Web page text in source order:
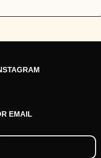
EMAIL